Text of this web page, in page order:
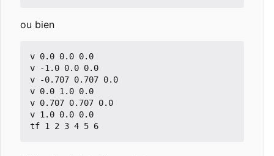
ou bien
v 0.0 0.0 0.0
v -1.0 0.0 0.0
v -0.707 0.707 0.0
v 0.0 1.0 0.0
v 0.707 0.707 0.0
v 1.0 0.0 0.0